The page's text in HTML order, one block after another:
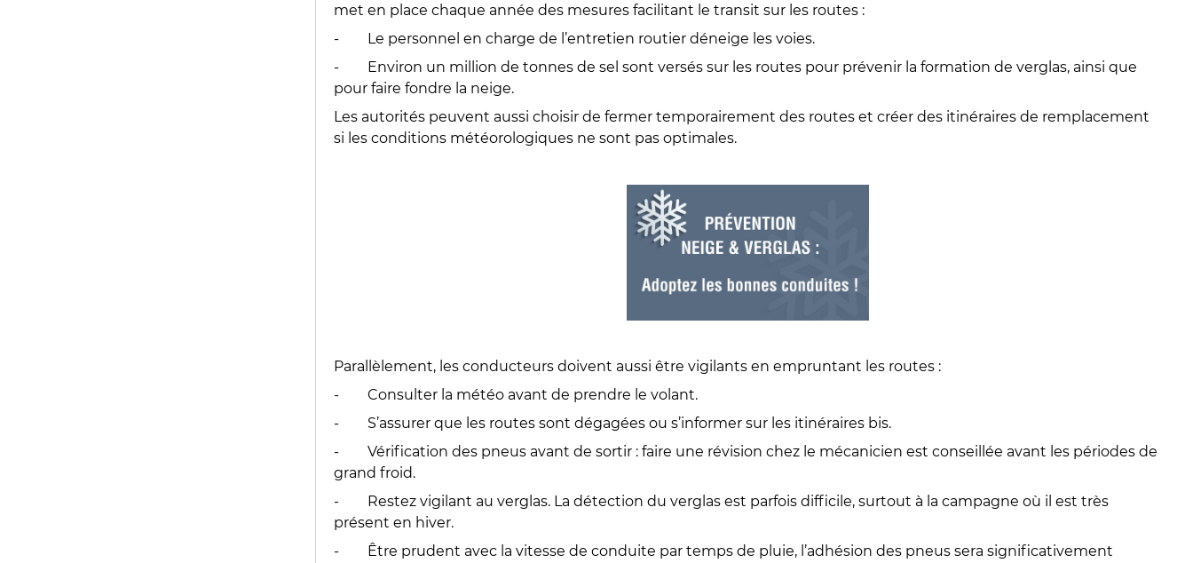
met en place chaque année des mesures facilitant le transit sur les routes :
- Le personnel en charge de l’entretien routier déneige les voies.
- Environ un million de tonnes de sel sont versés sur les routes pour prévenir la formation de verglas, ainsi que
pour faire fondre la neige.
Les autorités peuvent aussi choisir de fermer temporairement des routes et créer des itinéraires de remplacement
si les conditions météorologiques ne sont pas optimales.
Parallèlement, les conducteurs doivent aussi être vigilants en empruntant les routes :
- Consulter la météo avant de prendre le volant.
- S’assurer que les routes sont dégagées ou s’informer sur les itinéraires bis.
- Vérification des pneus avant de sortir : faire une révision chez le mécanicien est conseillée avant les périodes de
grand froid.
- Restez vigilant au verglas. La détection du verglas est parfois difficile, surtout à la campagne où il est très
présent en hiver.
- Être prudent avec la vitesse de conduite par temps de pluie, l’adhésion des pneus sera significativement